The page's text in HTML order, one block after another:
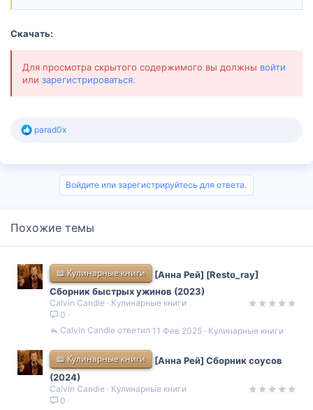
Скачать:
Для просмотра скрытого содержимого вы должны войти
или зарегистрироваться.
Р
к
parad0x
Войдите или зарегистрируйтесь для ответа.
Похожие темы
📖 Кулинарные книги
[Анна Рей] [Resto_ray]
Сборник быстрых ужинов (2023)
Calvin Candie
Кулинарные книги
0
Кулинарные книги
11 Фев 2025
Calvin Candie
📖 Кулинарные книги
[Анна Рей] Сборник соусов
(2024)
Calvin Candie
Кулинарные книги
0